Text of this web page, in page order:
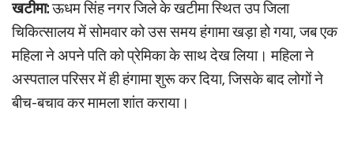
खटीमा:ऊधम सिंह नगर जिले के खटीमा स्थित उप जिला
चिकित्सालय में सोमवार को उस समय हंगामा खड़ा हो गया, जब एक
महिला ने अपने पति को प्रेमिका के साथ देख लिया। महिला ने
अस्पताल परिसर में ही हंगामा शुरू कर दिया, जिसके बाद लोगों ने
बीच-बचाव कर मामला शांत कराया।